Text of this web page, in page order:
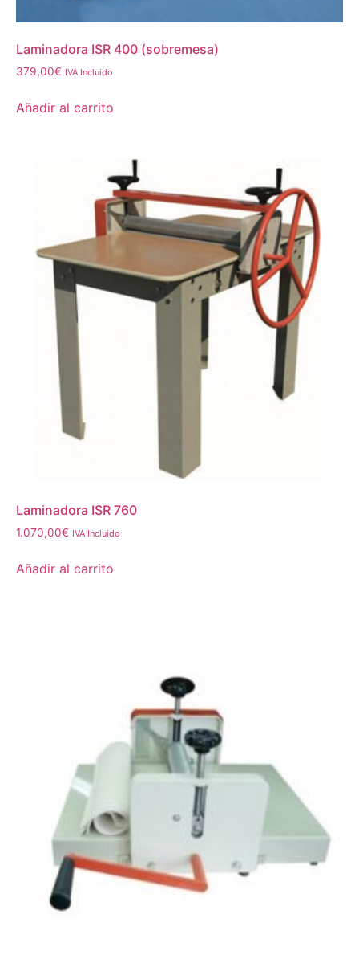
Laminadora ISR 400 (sobremesa)
379,00€ IVA Incluido
Añadir al carrito
Laminadora ISR 760
1.070,00€ IVA Incluido
Añadir al carrito